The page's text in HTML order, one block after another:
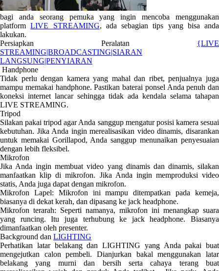
bagi anda seorang pemuka yang ingin mencoba menggunakan
platformLIVE STREAMING, ada sebagian tips yang bisa anda
lakukan.
Persiapkan Peralatan {LIVE
STREAMING|BROADCASTING|SIARAN
LANGSUNG|PENYIARAN
Handphone
Tidak perlu dengan kamera yang mahal dan ribet, penjualnya juga
mampu memakai handphone. Pastikan baterai ponsel Anda penuh dan
koneksi internet lancar sehingga tidak ada kendala selama tahapan
LIVE STREAMING.
Tripod
Silakan pakai tripod agar Anda sanggup mengatur posisi kamera sesuai
kebutuhan. Jika Anda ingin merealisasikan video dinamis, disarankan
untuk memakai Gorillapod, Anda sanggup menunaikan penyesuaian
dengan lebih fleksibel.
Mikrofon
Jika Anda ingin membuat video yang dinamis dan dinamis, silakan
manfaatkan klip di mikrofon. Jika Anda ingin memproduksi video
statis, Anda juga dapat dengan mikrofon.
Mikrofon Lapel: Mikrofon ini mampu ditempatkan pada kemeja,
biasanya di dekat kerah, dan dipasang ke jack headphone.
Mikrofon terarah: Seperti namanya, mikrofon ini menangkap suara
yang runcing. Itu juga terhubung ke jack headphone. Biasanya
dimanfaatkan oleh presenter.
Background dan LIGHTING
Perhatikan latar belakang dan LIGHTING yang Anda pakai buat
mengejutkan calon pembeli. Dianjurkan bakal menggunakan latar
belakang yang murni dan bersih serta cahaya terang buat